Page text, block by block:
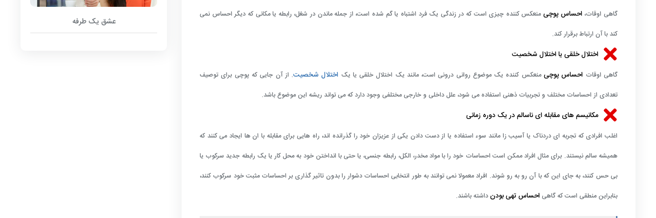
گاهی اوقات،احساس پوچیمنعکس کننده چیزی است که در زندگی یک فرد اشتباه یا گم شده است، از جمله ماندن در شغل، رابطه یا مکانی که دیگر احساس نمی
کند با آن ارتباط برقرار کند.
اختلال خلقی یا اختلال شخصیت
گاهی اوقات احساس پوچیمنعکس کننده یک موضوع روانی درونی است، مانند یک اختلال خلقی یا یک اختلال شخصیت. از آن جایی که پوچی برای توصیف
تعدادی از احساسات مختلف و تجربیات ذهنی استفاده می شود، علل داخلی و خارجی مختلفی وجود دارد که می تواند ریشه این موضوع باشد.
مکانیسم های مقابله ای ناسالم در یک دوره زمانی
اغلب افرادی که تجربه ای دردناک یا آسیب زا مانند سوء استفاده یا از دست دادن یکی از عزیزان خود را گذرانده اند، راه هایی برای مقابله با ان ها ایجاد می کنند که
همیشه سالم نیستند. برای مثال افراد ممکن است احساسات خود را با مواد مخدر، الکل، رابطه جنسی، یا حتی با انداختن خود به محل کار یا یک رابطه جدید سرکوب یا
بی حس کنند، به جای این که با آن رو به رو شوند. افراد معمولا نمی توانند به طور انتخابی احساسات دشوار را بدون تاثیر گذاری بر احساسات مثبت خود سرکوب کنند،
بنابراین منطقی است که گاهیاحساس تهی بودنداشته باشند.
عشق یک طرفه